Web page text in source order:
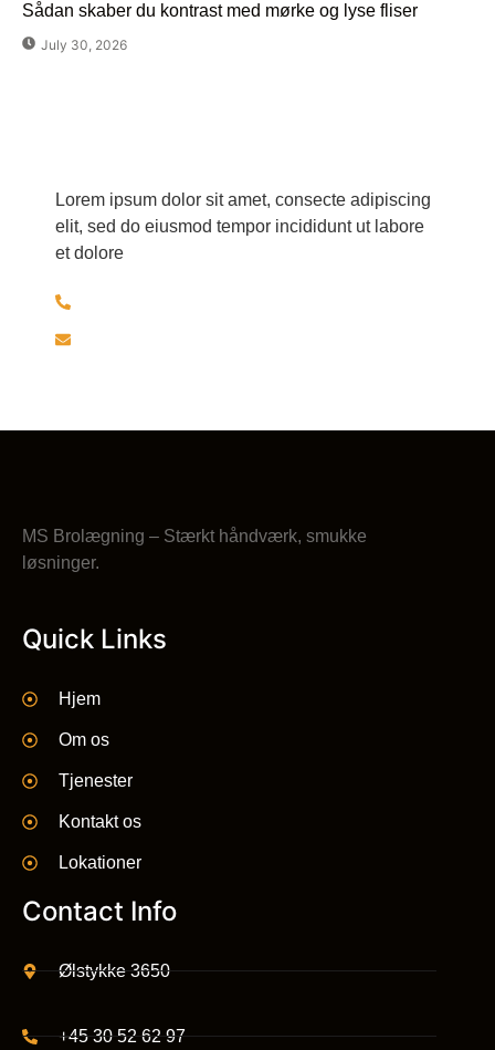
Sådan skaber du kontrast med mørke og lyse fliser
July 30, 2026
Lorem ipsum dolor sit amet, consecte adipiscing
elit, sed do eiusmod tempor incididunt ut labore
et dolore
MS Brolægning – Stærkt håndværk, smukke
løsninger.
Quick Links
Hjem
Om os
Tjenester
Kontakt os
Lokationer
Contact Info
Ølstykke 3650
+45 30 52 62 97